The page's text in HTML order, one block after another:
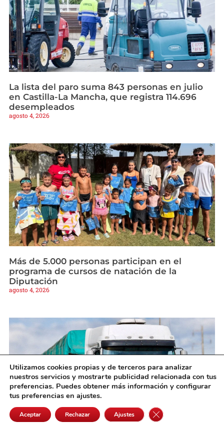
La lista del paro suma 843 personas en julio
en Castilla-La Mancha, que registra 114.696
desempleados
agosto 4, 2026
Más de 5.000 personas participan en el
programa de cursos de natación de la
Diputación
agosto 4, 2026
Utilizamos cookies propias y de terceros para analizar
nuestros servicios y mostrarte publicidad relacionada con tus
preferencias. Puedes obtener más información y configurar
tus preferencias en ajustes.
Aceptar Rechazar Ajustes Cerrar el banner de